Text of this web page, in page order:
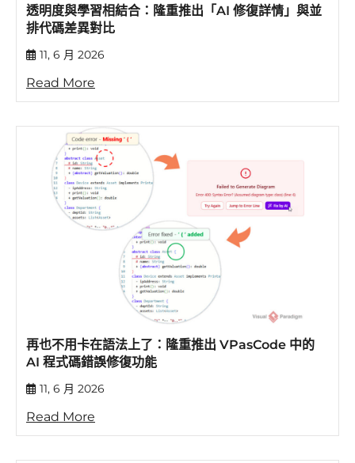
透明度與學習相結合：隆重推出「AI 修復詳情」與並
排代碼差異對比
11, 6 月 2026
Read More
再也不用卡在語法上了：隆重推出 VPasCode 中的
AI 程式碼錯誤修復功能
11, 6 月 2026
Read More